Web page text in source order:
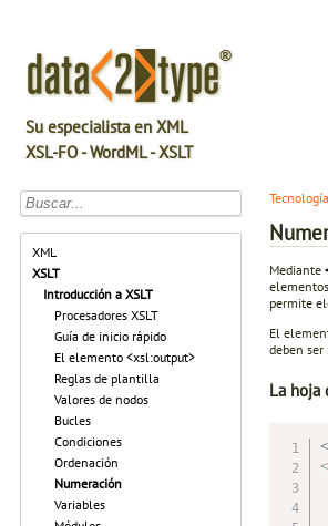
Su especialista en XML
XSL-FO - WordML - XSLT
XML
XSLT
Introducción a XSLT
Procesadores XSLT
Guía de inicio rápido
El elemento <xsl:output>
Reglas de plantilla
Valores de nodos
Bucles
Condiciones
Ordenación
Numeración
Variables
Mediante
permite
El
deben ser
La hoja
<